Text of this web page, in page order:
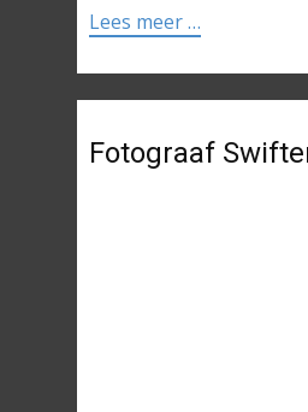
Lees meer …
Fotograaf